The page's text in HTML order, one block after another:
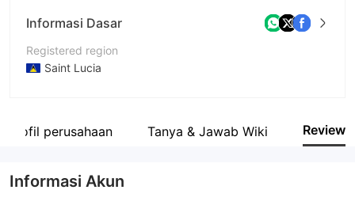
Informasi Dasar
Registered region
Saint Lucia
Nama perusahaan
Profil perusahaan Tanya & Jawab Wiki Review
Informasi Akun